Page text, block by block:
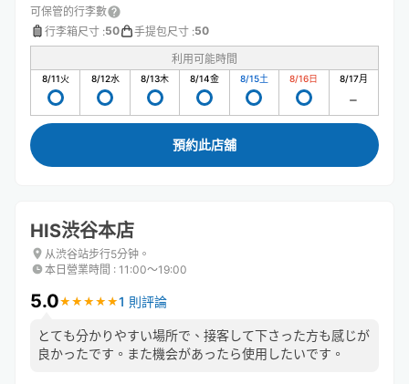
可保管的行李數
行李箱尺寸 :50 手提包尺寸 :50
利用可能時間
8/11火 8/12水 8/13木 8/14金 8/15土 8/16日 8/17月
預約此店舖
HIS渋谷本店
从渋谷站步行5分钟。
本日營業時間 : 11:00〜19:00
5.0★ ★ ★ ★ ★
★ ★ ★ ★ ★1 則評論
とても分かりやすい場所で、接客して下さった方も感じが
良かったです。また機会があったら使用したいです。